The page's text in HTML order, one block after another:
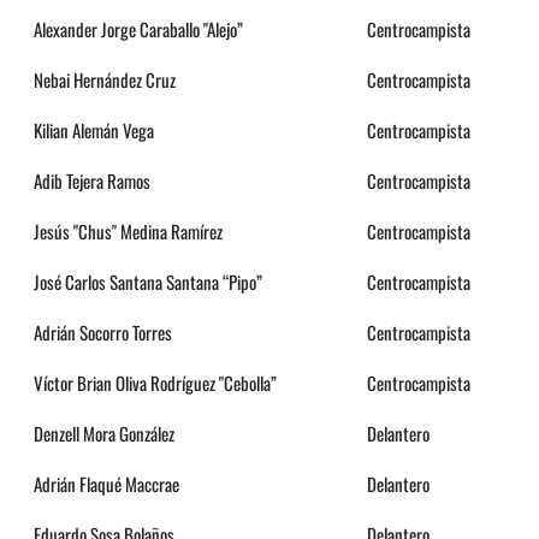
Alexander Jorge Caraballo "Alejo”
Centrocampista
Nebai Hernández Cruz
Centrocampista
Kilian Alemán Vega
Centrocampista
Adib Tejera Ramos
Centrocampista
Jesús "Chus" Medina Ramírez
Centrocampista
José Carlos Santana Santana “Pipo”
Centrocampista
Adrián Socorro Torres
Centrocampista
Víctor Brian Oliva Rodríguez "Cebolla”
Centrocampista
Denzell Mora González
Delantero
Adrián Flaqué Maccrae
Delantero